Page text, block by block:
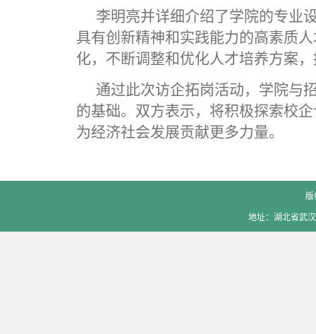
李明亮并详细介绍了学院的专业
具有创新精神和实践能力的高素质
化，不断调整和优化人才培养方案
通过此次访企拓岗活动，学院与
的基础。双方表示，将积极探索校
为经济社会发展贡献更多力量。
版
地址：湖北省武